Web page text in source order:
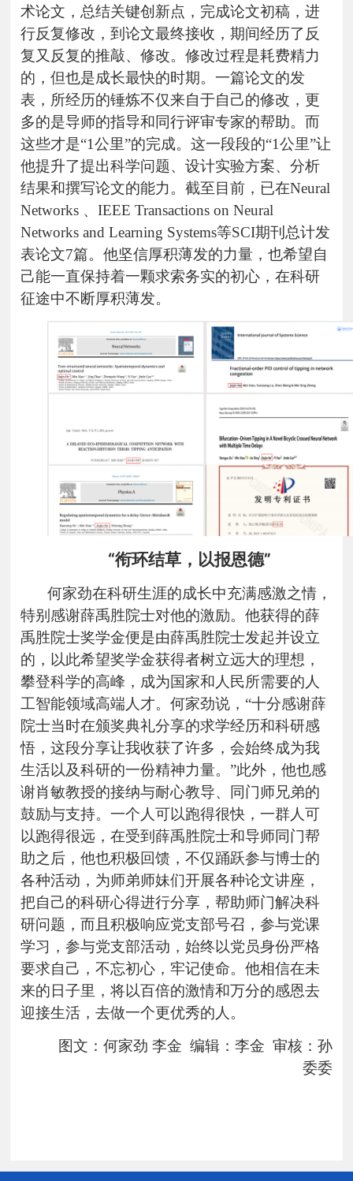
术论文，总结关键创新点，完成论文初稿，进
行反复修改，到论文最终接收，期间经历了反
复又反复的推敲、修改。修改过程是耗费精力
的，但也是成长最快的时期。一篇论文的发
表，所经历的锤炼不仅来自于自己的修改，更
多的是导师的指导和同行评审专家的帮助。而
这些才是“1公里”的完成。这一段段的“1公里”让
他提升了提出科学问题、设计实验方案、分析
结果和撰写论文的能力。截至目前，已在Neural
Networks 、IEEE Transactions on Neural
Networks and Learning Systems等SCI期刊总计发
表论文7篇。他坚信厚积薄发的力量，也希望自
己能一直保持着一颗求索务实的初心，在科研
征途中不断厚积薄发。
“衔环结草，以报恩德”
何家劲在科研生涯的成长中充满感激之情，
特别感谢薛禹胜院士对他的激励。他获得的薛
禹胜院士奖学金便是由薛禹胜院士发起并设立
的，以此希望奖学金获得者树立远大的理想，
攀登科学的高峰，成为国家和人民所需要的人
工智能领域高端人才。何家劲说，“十分感谢薛
院士当时在颁奖典礼分享的求学经历和科研感
悟，这段分享让我收获了许多，会始终成为我
生活以及科研的一份精神力量。”此外，他也感
谢肖敏教授的接纳与耐心教导、同门师兄弟的
鼓励与支持。一个人可以跑得很快，一群人可
以跑得很远，在受到薛禹胜院士和导师同门帮
助之后，他也积极回馈，不仅踊跃参与博士的
各种活动，为师弟师妹们开展各种论文讲座，
把自己的科研心得进行分享，帮助师门解决科
研问题，而且积极响应党支部号召，参与党课
学习，参与党支部活动，始终以党员身份严格
要求自己，不忘初心，牢记使命。他相信在未
来的日子里，将以百倍的激情和万分的感恩去
迎接生活，去做一个更优秀的人。
图文：何家劲 李金 编辑：李金 审核：孙
委委